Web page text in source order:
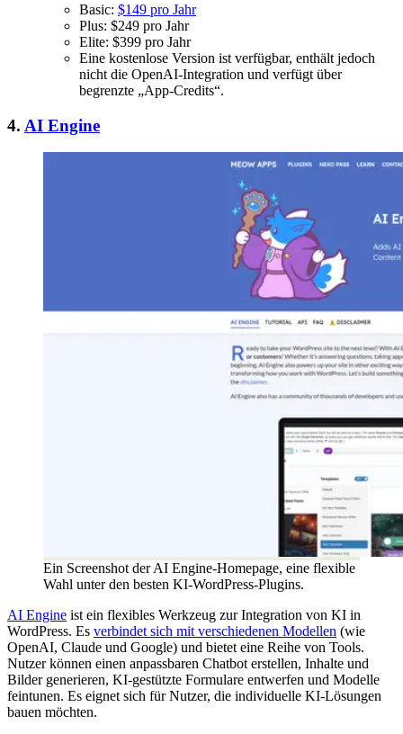
Basic: $149 pro Jahr
Plus: $249 pro Jahr
Elite: $399 pro Jahr
Eine kostenlose Version ist verfügbar, enthält jedoch
nicht die OpenAI-Integration und verfügt über
begrenzte „App-Credits“.
4. AI Engine
Ein Screenshot der AI Engine-Homepage, eine flexible
Wahl unter den besten KI-WordPress-Plugins.
AI Engine ist ein flexibles Werkzeug zur Integration von KI in
WordPress. Es verbindet sich mit verschiedenen Modellen (wie
OpenAI, Claude und Google) und bietet eine Reihe von Tools.
Nutzer können einen anpassbaren Chatbot erstellen, Inhalte und
Bilder generieren, KI-gestützte Formulare entwerfen und Modelle
feintunen. Es eignet sich für Nutzer, die individuelle KI-Lösungen
bauen möchten.